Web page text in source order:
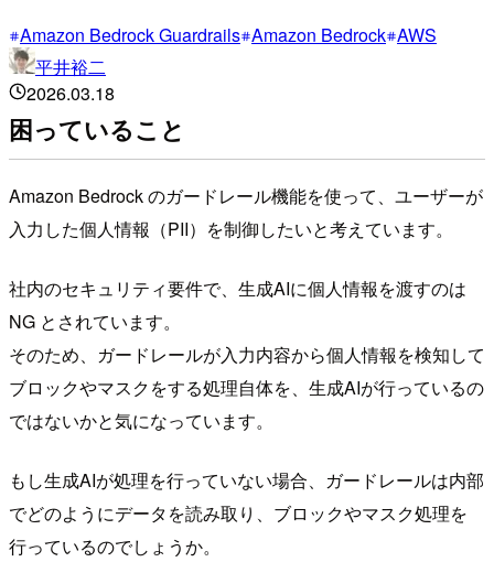
Amazon Bedrock Guardrails Amazon Bedrock AWS
平井裕二
2026.03.18
困っていること
Amazon Bedrock のガードレール機能を使って、ユーザーが
入力した個人情報（PII）を制御したいと考えています。
社内のセキュリティ要件で、生成AIに個人情報を渡すのは
NG とされています。
そのため、ガードレールが入力内容から個人情報を検知して
ブロックやマスクをする処理自体を、生成AIが行っているの
ではないかと気になっています。
もし生成AIが処理を行っていない場合、ガードレールは内部
でどのようにデータを読み取り、ブロックやマスク処理を
行っているのでしょうか。